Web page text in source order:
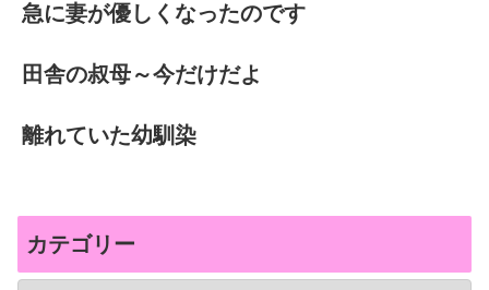
急に妻が優しくなったのです
田舎の叔母～今だけだよ
離れていた幼馴染
カテゴリー